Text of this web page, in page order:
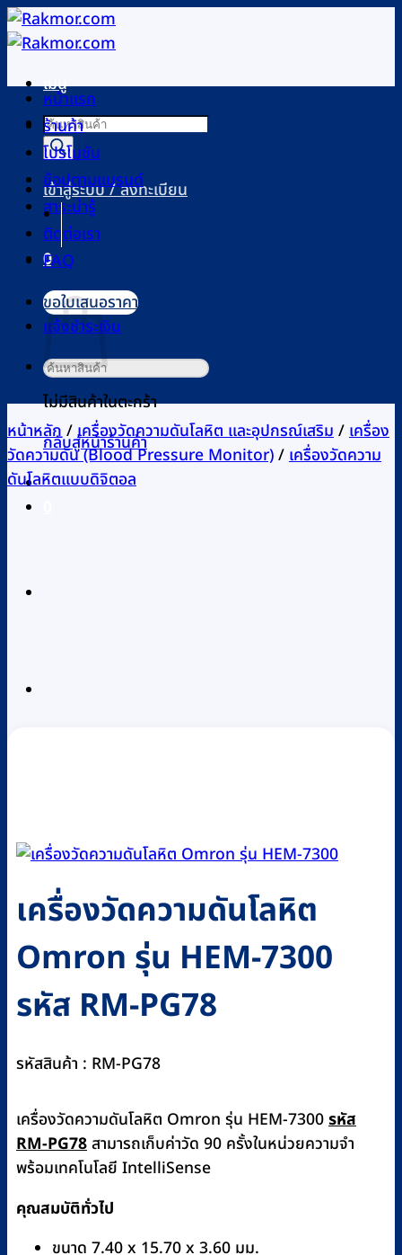
ข้าม
ไป
เนื้อหาเมนู
Products
search
เข้าสู่ระบบ / ลงทะเบียน
0
ไม่มีสินค้าในตะกร้า
กลับสู่หน้าร้านค้า
หน้าแรก
ร้านค้า
โปรโมชัน
ช้อปตามแบรนด์
สาระน่ารู้
ติดต่อเรา
FAQ
ขอใบเสนอราคา
แจ้งชำระเงิน
ค้นหา:
หน้าหลัก/เครื่องวัดความดันโลหิต และอุปกรณ์เสริม/เครื่อง
วัดความดัน (Blood Pressure Monitor)/เครื่องวัดความ
ดันโลหิตแบบดิจิตอล
เครื่องวัดความดันโลหิต
Omron รุ่น HEM-7300
รหัส RM-PG78
รหัสสินค้า : RM-PG78
เครื่องวัดความดันโลหิต Omron รุ่น HEM-7300รหัส
RM-PG78สามารถเก็บค่าวัด 90 ครั้งในหน่วยความจำ
พร้อมเทคโนโลยี IntelliSense
คุณสมบัติทั่วไป
ขนาด 7.40 x 15.70 x 3.60 มม.